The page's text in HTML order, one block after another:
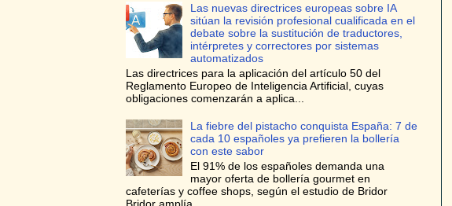
Las nuevas directrices europeas sobre IA
sitúan la revisión profesional cualificada en el
debate sobre la sustitución de traductores,
intérpretes y correctores por sistemas
automatizados
Las directrices para la aplicación del artículo 50 del
Reglamento Europeo de Inteligencia Artificial, cuyas
obligaciones comenzarán a aplica...
La fiebre del pistacho conquista España: 7 de
cada 10 españoles ya prefieren la bollería
con este sabor
El 91% de los españoles demanda una
mayor oferta de bollería gourmet en
cafeterías y coffee shops, según el estudio de Bridor